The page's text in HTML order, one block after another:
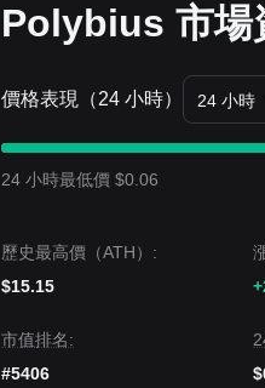
Polybius 市場
價格表現（24 小時） 24 小時
24 小時最低價 $0.06
歷史最高價（ATH）:
$15.15
市值排名:
#5406